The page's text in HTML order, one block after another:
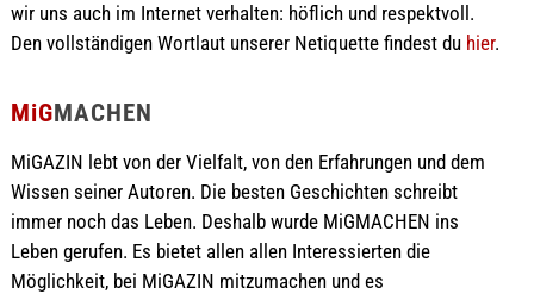
wir uns auch im Internet verhalten: höflich und respektvoll.
Den vollständigen Wortlaut unserer Netiquette findest du hier.
MiGMACHEN
MiGAZIN lebt von der Vielfalt, von den Erfahrungen und dem
Wissen seiner Autoren. Die besten Geschichten schreibt
immer noch das Leben. Deshalb wurde MiGMACHEN ins
Leben gerufen. Es bietet allen allen Interessierten die
Möglichkeit, bei MiGAZIN mitzumachen und es